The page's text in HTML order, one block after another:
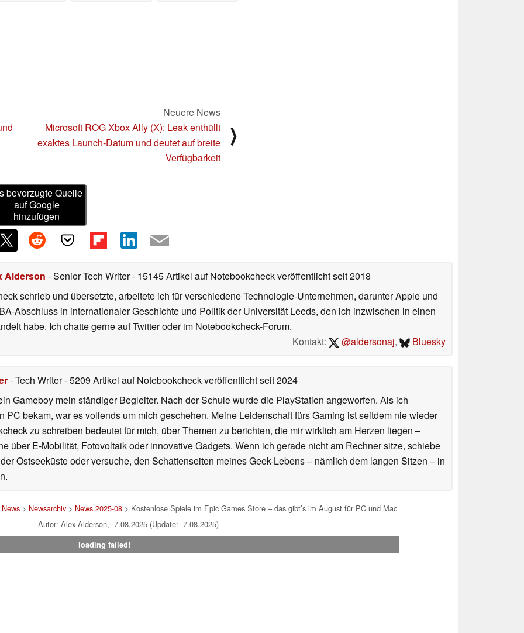
Neuere News
Microsoft ROG Xbox Ally (X): Leak enthüllt
exaktes Launch-Datum und deutet auf breite
Verfügbarkeit
⟩
bevorzugte Quelle
auf Google
hinzufügen
Alderson - Senior Tech Writer- 15145 Artikel auf Notebookcheck veröffentlichtseit 2018
schrieb und übersetzte, arbeitete ich für verschiedene Technologie-Unternehmen, darunter Apple und
Abschluss in internationaler Geschichte und Politik der Universität Leeds, den ich inzwischen in einen
habe. Ich chatte gerne auf Twitter oder im Notebookcheck-Forum.
Kontakt:
@aldersonaj, Bluesky
- Tech Writer- 5209 Artikel auf Notebookcheck veröffentlichtseit 2024
Gameboy mein ständiger Begleiter. Nach der Schule wurde die PlayStation angeworfen. Als ich
PC bekam, war es vollends um mich geschehen. Meine Leidenschaft fürs Gaming ist seitdem nie wieder
zu schreiben bedeutet für mich, über Themen zu berichten, die mir wirklich am Herzen liegen –
über E-Mobilität, Fotovoltaik oder innovative Gadgets. Wenn ich gerade nicht am Rechner sitze, schiebe
Ostseeküste oder versuche, den Schattenseiten meines Geek-Lebens – nämlich dem langen Sitzen – in
News> Newsarchiv> News 2025-08> Kostenlose Spiele im Epic Games Store – das gibt’s im August für PC und Mac
Autor: Alex Alderson, 7.08.2025 (Update: 7.08.2025)
loading failed!